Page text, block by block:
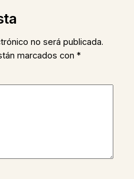
no será publicada.
marcados con *